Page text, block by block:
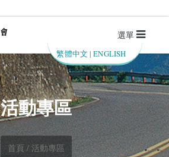
繁體中文 |ENGLISH
選單
活動專區
首頁 / 活動專區